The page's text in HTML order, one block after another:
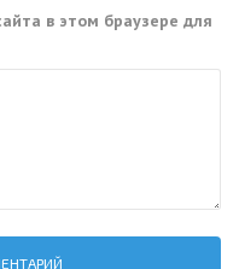
в этом браузере для